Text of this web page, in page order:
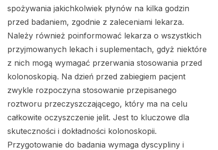
spożywania jakichkolwiek płynów na kilka godzin
przed badaniem, zgodnie z zaleceniami lekarza.
Należy również poinformować lekarza o wszystkich
przyjmowanych lekach i suplementach, gdyż niektóre
z nich mogą wymagać przerwania stosowania przed
kolonoskopią. Na dzień przed zabiegiem pacjent
zwykle rozpoczyna stosowanie przepisanego
roztworu przeczyszczającego, który ma na celu
całkowite oczyszczenie jelit. Jest to kluczowe dla
skuteczności i dokładności kolonoskopii.
Przygotowanie do badania wymaga dyscypliny i